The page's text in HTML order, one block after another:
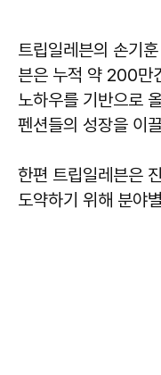
트립일레븐의 손기
븐은 누적 약 200만
노하우를 기반으로
펜션들의 성장을 이
한편 트립일레븐은
도약하기 위해 분야